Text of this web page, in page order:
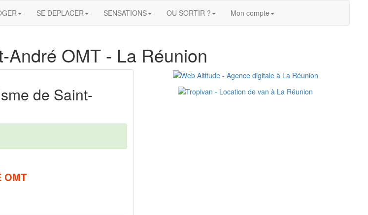
SE DEPLACER SENSATIONS OU SORTIR ? Mon compte
André OMT - La Réunion
de Saint-
OMT